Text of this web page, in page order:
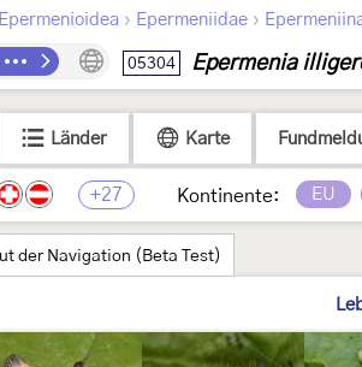
Epermenioidea › Epermeniidae ›
05304 Epermenia
Länder Karte
+27 Kontinente: EU
der Navigation (Beta Test)